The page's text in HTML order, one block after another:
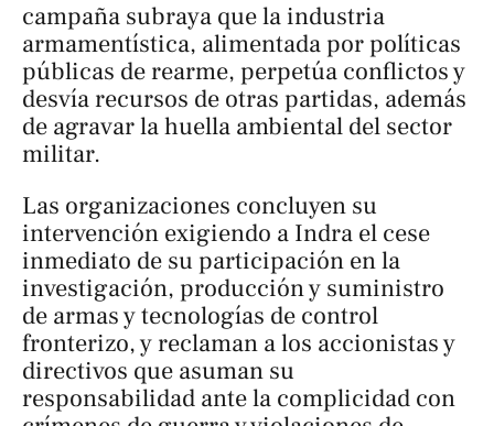
campaña subraya que la industria
armamentística, alimentada por políticas
públicas de rearme, perpetúa conflictos y
desvía recursos de otras partidas, además
de agravar la huella ambiental del sector
militar.
Las organizaciones concluyen su
intervención exigiendo a Indra el cese
inmediato de su participación en la
investigación, producción y suministro
de armas y tecnologías de control
fronterizo, y reclaman a los accionistas y
directivos que asuman su
responsabilidad ante la complicidad con